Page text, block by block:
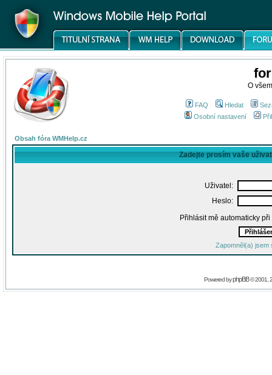
O
FAQ Hledat
Osobní nastavení
Obsah fóra WMHelp.cz
Zadejte prosím vaše
Uživatel:
Heslo:
Přihlásit mě automaticky
Zapomněl(a) jsem
Powered byphpBB© 2001,